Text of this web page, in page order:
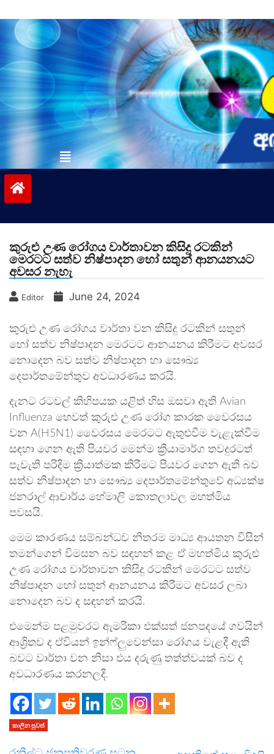
to
contentvinivida.lk
කුරුළු උණ රෝගය වාර්තාවන කිසිදු රටකින්
මෙරටට සත්ව නිෂ්පාදන හෝ සතුන් ආනයනයට
අවසර නැහැ
Editor June 24, 2024
කුරුළු උණ රෝගය වාර්තා වන කිසිදු රටකින් සතුන්
හෝ සත්ව නිෂ්පාදන මෙරටට ආනයනය කිරීමට අවසර
නොදෙන බව සත්ව නිෂ්පාදන හා සෞඛ්‍ය
දෙපාර්තමේන්තුව අවධාරණය කරයි.
දැනට රටවල් කිහිපයක යළිත් හිස ඔසවා ඇති Avian
Influenza හෙවත් කුරුළු උණ රෝග කාරක වෛරසය
වන A(H5N1) වෛරසය මෙරටට ඇතුළුවීම වැළැක්වීම
සඳහා ගෙන ඇති පියවර මෙන්ම ක්‍රියාමාර්ග තවදුරටත්
පැවැති පරිදිම ක්‍රියාත්මක කිරීමට පියවර ගෙන ඇති බව
සත්ව නිෂ්පාදන හා සෞඛ්‍ය දෙපාර්තමේන්තුවේ අධ්‍යක්ෂ
ජනරාල් ආචාර්ය හේමාලි කොතලාවල මහත්මිය
පවසයි.
මෙම කාරණය සම්බන්ධව නිතරම මාධ්‍ය ආයතන විසින්
තමන්ගෙන් විමසන බව සඳහන් කළ ඒ මහත්මිය කුරුළු
උණ රෝගය වාර්තාවන කිසිදු රටකින් මෙරටට සත්ව
නිෂ්පාදන හෝ සතුන් ආනයනය කිරීමට අවසර ලබා
නොදෙන බව ද සඳහන් කරයි.
එමෙන්ම පළමුවරට ඇමරිකා එක්සත් ජනපදයේ ගවයින්
ආශ්‍රිතව ද ඒවියන් ඉන්ෆ්ලුවෙන්සා රෝගය වැළදී ඇති
බවට වාර්තා වන නිසා එය දරුණු තත්ත්වයක් බව ද
අවධාරණය කරනලදි.
කාලීන පුවත්